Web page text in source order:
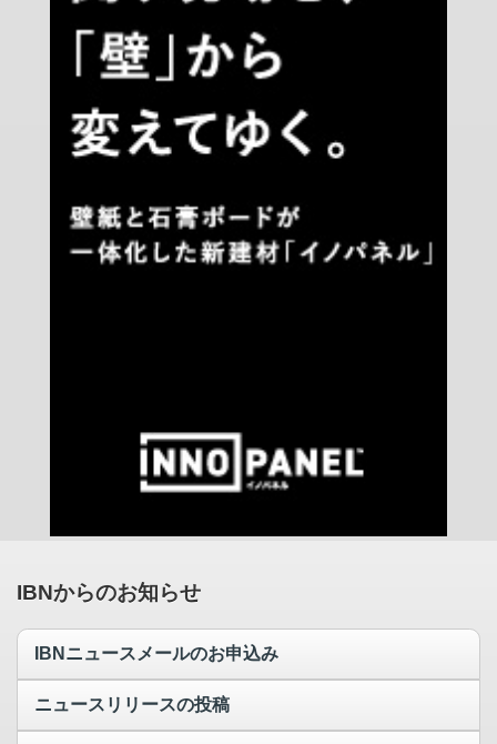
IBNからのお知らせ
IBNニュースメールのお申込み
ニュースリリースの投稿